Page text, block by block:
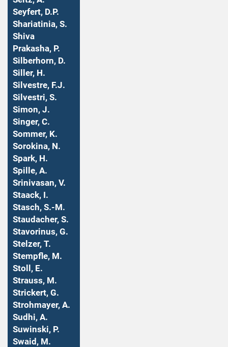
Seyfert, D.P.
Shariatinia, S.
Shiva
Prakasha, P.
Silberhorn, D.
Siller, H.
Silvestre, F.J.
Silvestri, S.
Simon, J.
Singer, C.
Sommer, K.
Sorokina, N.
Spark, H.
Spille, A.
Srinivasan, V.
Staack, I.
Stasch, S.-M.
Staudacher, S.
Stavorinus, G.
Stelzer, T.
Stempfle, M.
Stoll, E.
Strauss, M.
Strickert, G.
Strohmayer, A.
Sudhi, A.
Suwinski, P.
Swaid, M.